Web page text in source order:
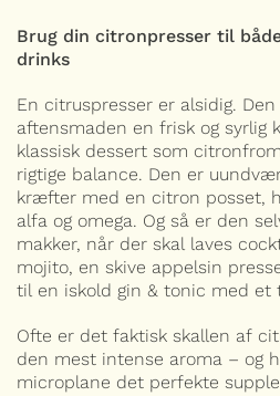
Brug din citronpresser til
drinks
En citruspresser er alsidig.
aftensmaden en frisk og syrlig
klassisk dessert som
rigtige balance. Den er
kræfter med en citron posset,
alfa og omega. Og så er den
makker, når der skal laves
mojito, en skive appelsin
til en iskold gin & tonic med et
Ofte er det faktisk skallen af
den mest intense aroma – og
microplane det perfekte